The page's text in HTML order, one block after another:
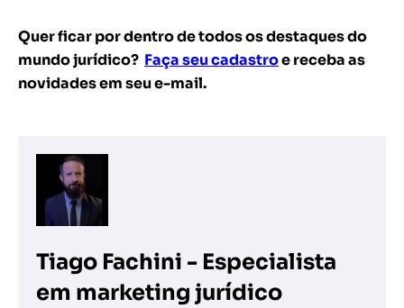
Quer ficar por dentro de todos os destaques do
mundo jurídico? Faça seu cadastroe receba as
novidades em seu e-mail.
Tiago Fachini - Especialista
em marketing jurídico